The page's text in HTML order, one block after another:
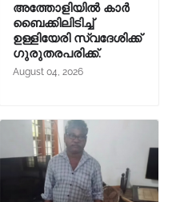
അത്തോളിയിൽ കാർ
ബൈക്കിലിടിച്ച്
ഉള്ളിയേരി സ്വദേശിക്ക്
ഗുരുതരപരിക്ക്.
August 04, 2026